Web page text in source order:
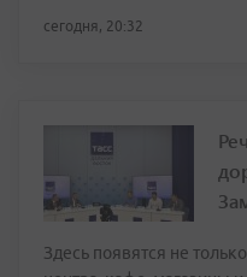
сегодня, 20:32
Здесь появятся не